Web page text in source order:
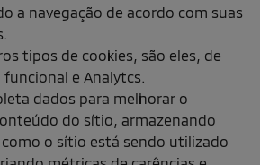
a navegação de acordo com suas
tipos de cookies, são eles, de
e Analytcs.
dados para melhorar o
do sítio, armazenando
o sítio está sendo utilizado